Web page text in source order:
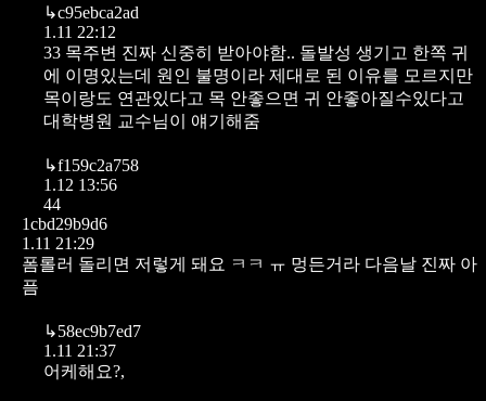
↳c95ebca2ad
1.11 22:12
33 목주변 진짜 신중히 받아야함.. 돌발성 생기고 한쪽 귀
에 이명있는데 원인 불명이라 제대로 된 이유를 모르지만
목이랑도 연관있다고 목 안좋으면 귀 안좋아질수있다고
대학병원 교수님이 얘기해줌
↳f159c2a758
1.12 13:56
44
1cbd29b9d6
1.11 21:29
폼롤러 돌리면 저렇게 돼요 ㅋㅋ ㅠ 멍든거라 다음날 진짜 아
픔
↳58ec9b7ed7
1.11 21:37
어케해요?,